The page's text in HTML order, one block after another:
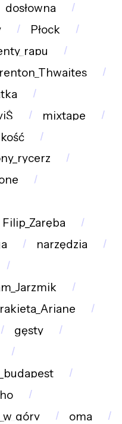
dosłowna
Płock
mixtape
Filip_Zaręba
narzędzia
rakieta_Ariane
gęsty
oma